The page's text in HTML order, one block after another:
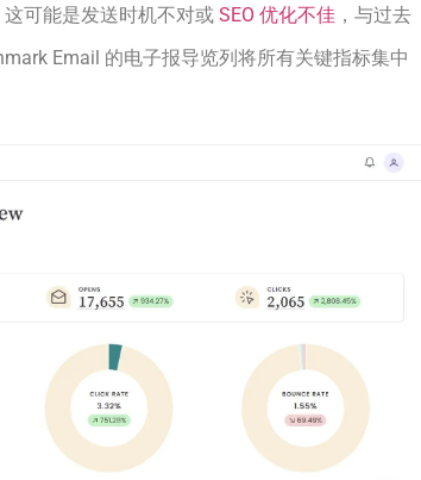
可能是发送时机不对或 SEO 优化不佳 ，与过去
Email 的电子报导览列将所有关键指标集中